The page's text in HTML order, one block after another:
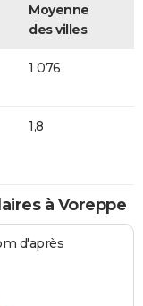
Moyenne
des villes
1 076
1,8
à Voreppe
d'après